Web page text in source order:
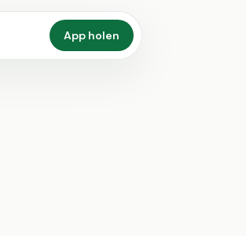
App holen